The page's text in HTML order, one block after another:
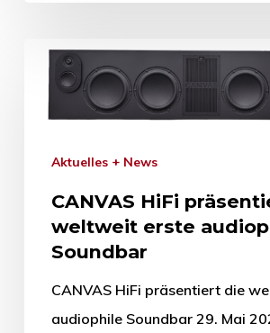
Aktuelles + News
CANVAS HiFi
weltweit erste
Soundbar
CANVAS HiFi präsentiert die
audiophile Soundbar 29. Mai